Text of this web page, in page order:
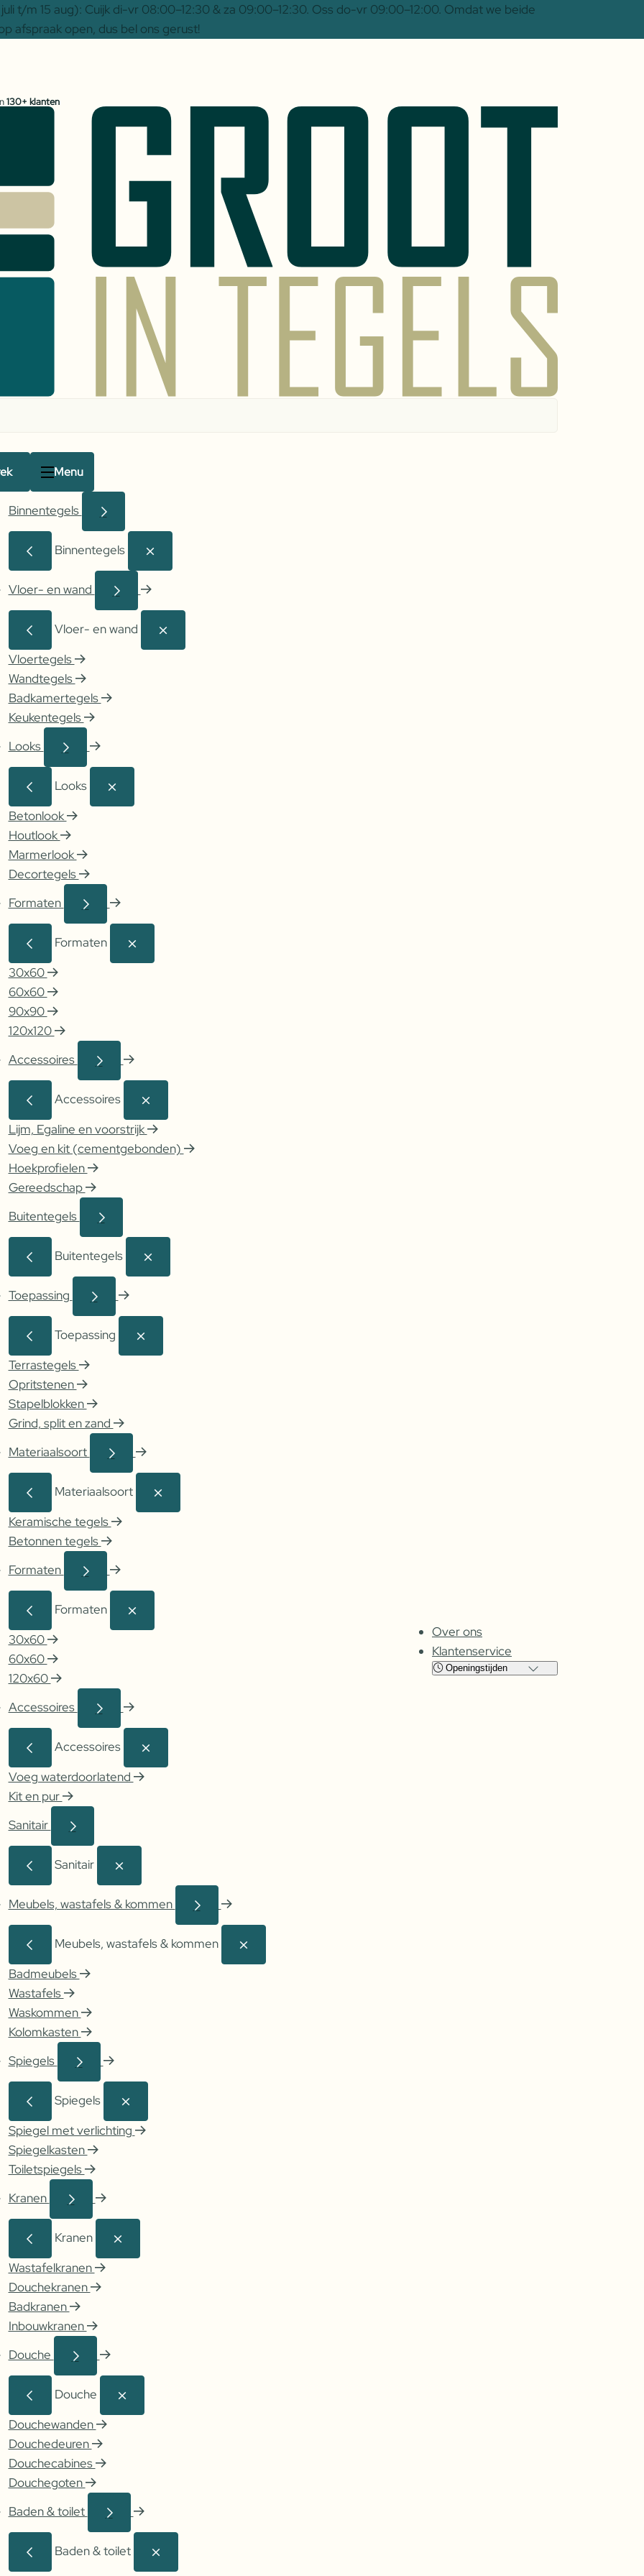
t/m 15 aug): Cuijk di-vr 08:00–12:30 & za 09:00–12:30. Oss do-vr 09:00–12:00. Omdat we beide
afspraak open, dus bel ons gerust!
130+ klanten
Menu
Binnentegels
Binnentegels
Vloer- en wand
Vloer- en wand
Vloertegels
Wandtegels
Badkamertegels
Keukentegels
Looks
Looks
Betonlook
Houtlook
Marmerlook
Decortegels
Formaten
Formaten
30x60
60x60
90x90
120x120
Accessoires
Accessoires
Lijm, Egaline en voorstrijk
Voeg en kit (cementgebonden)
Hoekprofielen
Gereedschap
Buitentegels
Buitentegels
Toepassing
Toepassing
Terrastegels
Opritstenen
Stapelblokken
Grind, split en zand
Materiaalsoort
Materiaalsoort
Keramische tegels
Betonnen tegels
Formaten
Formaten
30x60
60x60
120x60
Accessoires
Accessoires
Voeg waterdoorlatend
Kit en pur
Sanitair
Sanitair
Meubels, wastafels & kommen
Meubels, wastafels & kommen
Badmeubels
Wastafels
Waskommen
Kolomkasten
Spiegels
Spiegels
Spiegel met verlichting
Spiegelkasten
Toiletspiegels
Kranen
Kranen
Wastafelkranen
Douchekranen
Badkranen
Inbouwkranen
Douche
Douche
Douchewanden
Douchedeuren
Douchecabines
Douchegoten
Baden & toilet
Baden & toilet
Over ons
Klantenservice
Openingstijden